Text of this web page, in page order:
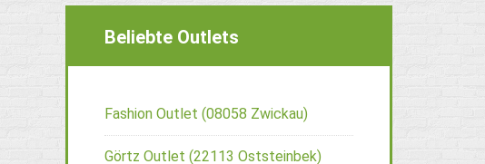
Beliebte Outlets
Fashion Outlet (08058 Zwickau)
Görtz Outlet (22113 Oststeinbek)